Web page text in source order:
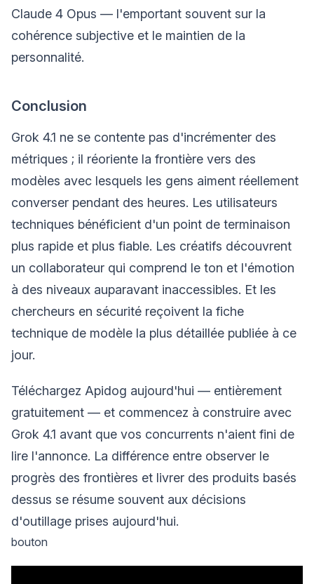
Claude 4 Opus — l'emportant souvent sur la
cohérence subjective et le maintien de la
personnalité.
Conclusion
Grok 4.1 ne se contente pas d'incrémenter des
métriques ; il réoriente la frontière vers des
modèles avec lesquels les gens aiment réellement
converser pendant des heures. Les utilisateurs
techniques bénéficient d'un point de terminaison
plus rapide et plus fiable. Les créatifs découvrent
un collaborateur qui comprend le ton et l'émotion
à des niveaux auparavant inaccessibles. Et les
chercheurs en sécurité reçoivent la fiche
technique de modèle la plus détaillée publiée à ce
jour.
Téléchargez Apidog aujourd'hui — entièrement
gratuitement — et commencez à construire avec
Grok 4.1 avant que vos concurrents n'aient fini de
lire l'annonce. La différence entre observer le
progrès des frontières et livrer des produits basés
dessus se résume souvent aux décisions
d'outillage prises aujourd'hui.
bouton